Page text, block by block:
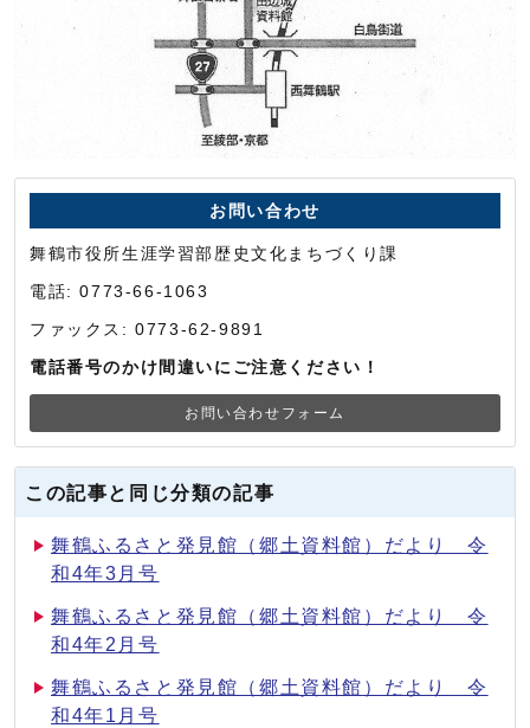
お問い合わせ
舞鶴市役所生涯学習部歴史文化まちづくり課
電話: 0773-66-1063
ファックス: 0773-62-9891
電話番号のかけ間違いにご注意ください！
お問い合わせフォーム
この記事と同じ分類の記事
舞鶴ふるさと発見館（郷土資料館）だより 令
和4年3月号
舞鶴ふるさと発見館（郷土資料館）だより 令
和4年2月号
舞鶴ふるさと発見館（郷土資料館）だより 令
和4年1月号